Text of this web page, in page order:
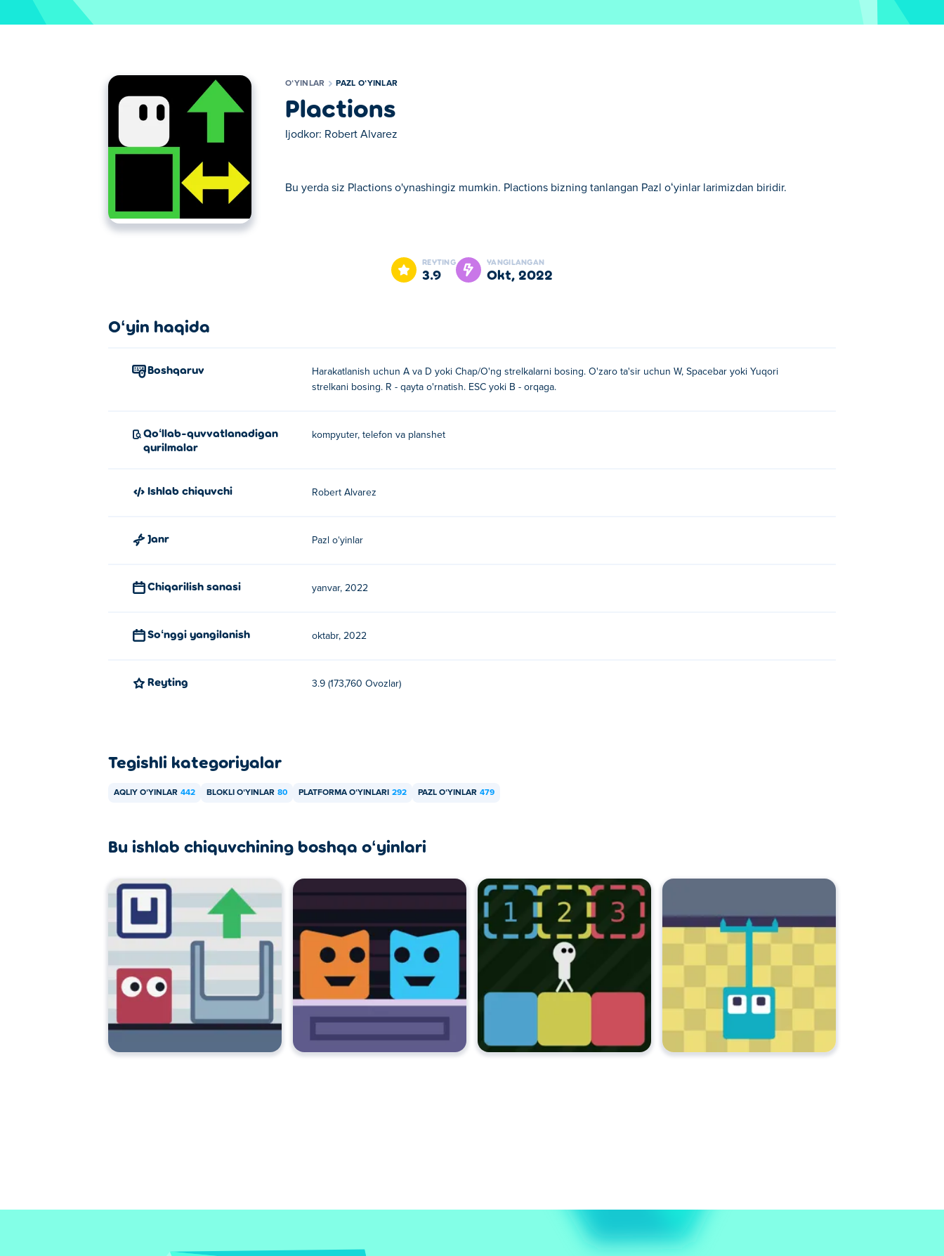
OʻYINLAR PAZL OʻYINLAR
Plactions
Ijodkor: Robert Alvarez
Bu yerda siz Plactions o'ynashingiz mumkin. Plactions bizning tanlangan Pazl oʻyinlar larimizdan biridir.
Bu yerda siz Plactions o'ynashingiz mumkin. Plactions bizning tanlangan Pazl oʻyinlar larimizdan biridir.
REYTING
3.9
YANGILANGAN
okt, 2022
Oʻyin haqida
Boshqaruv
Harakatlanish uchun A va D yoki Chap/O'ng strelkalarni bosing. O'zaro ta'sir uchun W, Spacebar yoki Yuqori
strelkani bosing. R - qayta o'rnatish. ESC yoki B - orqaga.
Qoʻllab-quvvatlanadigan
qurilmalar
kompyuter, telefon va planshet
Ishlab chiquvchi Robert Alvarez
Janr Pazl oʻyinlar
Chiqarilish sanasi yanvar, 2022
Soʻnggi yangilanish oktabr, 2022
Reyting 3.9 (173,760 Ovozlar)
Tegishli kategoriyalar
AQLIY OʻYINLAR 442 BLOKLI OʻYINLAR 80 PLATFORMA OʻYINLARI 292 PAZL OʻYINLAR 479
Bu ishlab chiquvchining boshqa oʻyinlari